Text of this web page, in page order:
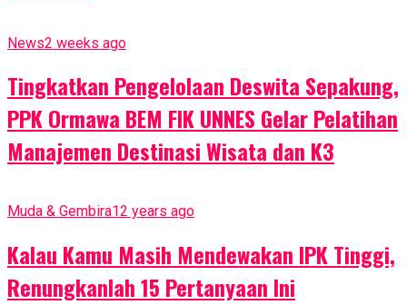
News2 weeks ago
Tingkatkan Pengelolaan Deswita Sepakung,
PPK Ormawa BEM FIK UNNES Gelar Pelatihan
Manajemen Destinasi Wisata dan K3
Muda & Gembira12 years ago
Kalau Kamu Masih Mendewakan IPK Tinggi,
Renungkanlah 15 Pertanyaan Ini